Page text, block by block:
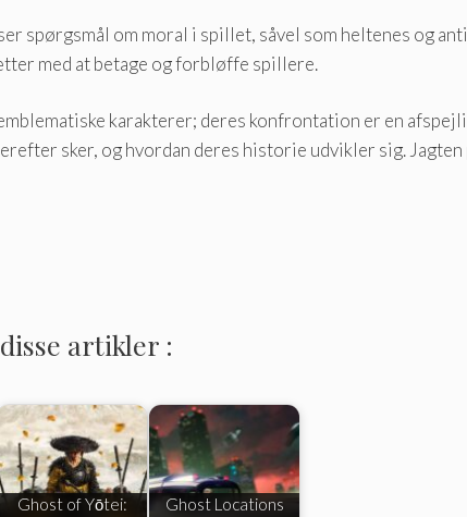
spørgsmål om moral i spillet, såvel som heltenes og
med at betage og forbløffe spillere.
karakterer; deres konfrontation er en
sker, og hvordan deres historie udvikler sig. Jagten
artikler :
Ghost of Yōtei:
Ghost Locations